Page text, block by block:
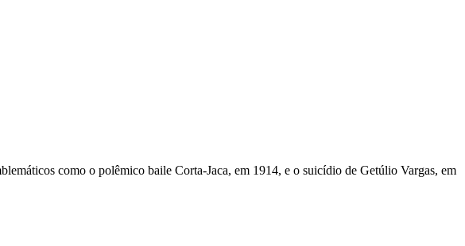
como o polêmico baile Corta-Jaca, em 1914, e o suicídio de Getúlio Vargas, em